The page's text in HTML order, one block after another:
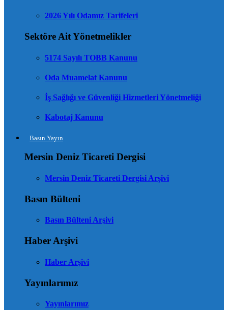
2026 Yılı Odamız Tarifeleri
Sektöre Ait Yönetmelikler
5174 Sayılı TOBB Kanunu
Oda Muamelat Kanunu
İş Sağlığı ve Güvenliği Hizmetleri Yönetmeliği
Kabotaj Kanunu
Basın Yayın
Mersin Deniz Ticareti Dergisi
Mersin Deniz Ticareti Dergisi Arşivi
Basın Bülteni
Basın Bülteni Arşivi
Haber Arşivi
Haber Arşivi
Yayınlarımız
Yayınlarımız